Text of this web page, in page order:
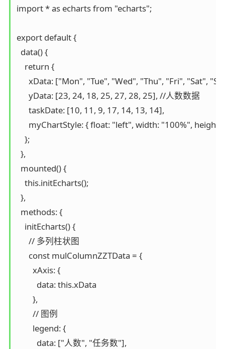
import * as echarts from "echarts";
export default {
  data() {
    return {
xData: ["Mon", "Tue", "Wed", "Thu", "Fri", "Sat",
      yData: [23, 24, 18, 25, 27, 28, 25], //人数数据
      taskDate: [10, 11, 9, 17, 14, 13, 14],
myChartStyle: { float: "left", width: "100%",
    };
  },
  mounted() {
    this.initEcharts();
  },
  methods: {
    initEcharts() {
      // 多列柱状图
      const mulColumnZZTData = {
        xAxis: {
          data: this.xData
        },
        // 图例
        legend: {
          data: ["人数", "任务数"],